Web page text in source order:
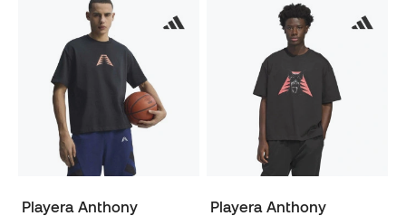
Playera Anthony
Playera Anthony